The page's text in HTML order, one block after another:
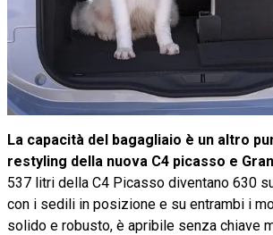
La capacità del bagagliaio è un altro
restyling della nuova C4 picasso e
537 litri della C4 Picasso diventano 630
con i sedili in posizione e su entrambi i
solido e robusto, è apribile senza chiave